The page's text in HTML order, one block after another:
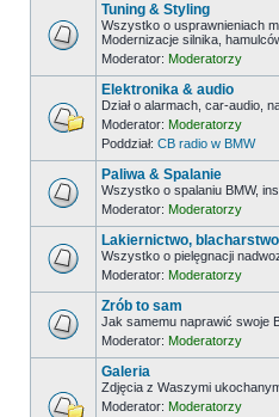
Tuning & Styling
Wszystko o usprawnieniach
Modernizacje silnika,
Moderator: Moderatorzy
Elektronika & audio
Dział o alarmach, car-audio,
Moderator: Moderatorzy
Poddział: CB radio w BMW
Paliwa & Spalanie
Wszystko o spalaniu BMW,
Moderator: Moderatorzy
Lakiernictwo,
Wszystko o pielęgnacji
Moderator: Moderatorzy
Zrób to sam
Jak samemu naprawić swoje
Moderator: Moderatorzy
Galeria
Zdjęcia z Waszymi
Moderator: Moderatorzy